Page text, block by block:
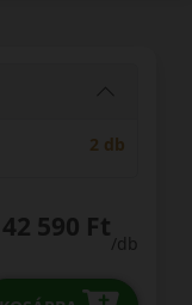
2 db
42 590 Ft
/db